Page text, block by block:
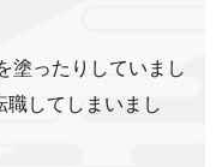
塗ったりしていまし
職してしまいまし